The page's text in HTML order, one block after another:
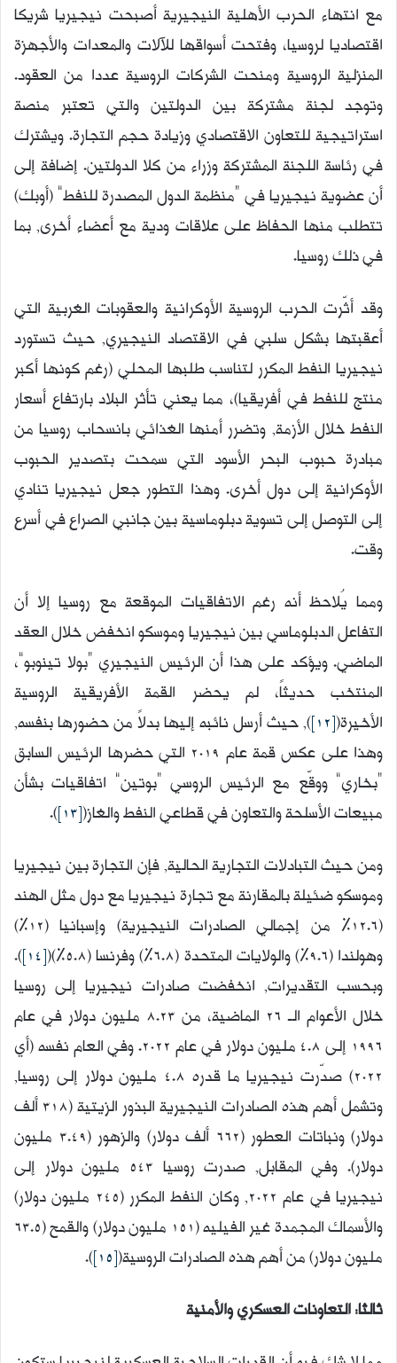
مع انتهاء الحرب الأهلية النيجيرية أصبحت نيجيريا شريكا
اقتصاديا لروسيا، وفتحت أسواقها للآلات والمعدات والأجهزة
المنزلية الروسية ومنحت الشركات الروسية عددا من العقود.
وتوجد لجنة مشتركة بين الدولتين والتي تعتبر منصة
استراتيجية للتعاون الاقتصادي وزيادة حجم التجارة. ويشترك
في رئاسة اللجنة المشتركة وزراء من كلا الدولتين. إضافة إلى
أن عضوية نيجيريا في “منظمة الدول المصدرة للنفط” (أوبك)
تتطلب منها الحفاظ على علاقات ودية مع أعضاء أخرى, بما
في ذلك روسيا.
وقد أثّرت الحرب الروسية الأوكرانية والعقوبات الغربية التي
أعقبتها بشكل سلبي في الاقتصاد النيجيري, حيث تستورد
نيجيريا النفط المكرر لتناسب طلبها المحلي (رغم كونها أكبر
منتج للنفط في أفريقيا)، مما يعني تأثر البلاد بارتفاع أسعار
النفط خلال الأزمة, وتضرر أمنها الغذائي بانسحاب روسيا من
مبادرة حبوب البحر الأسود التي سمحت بتصدير الحبوب
الأوكرانية إلى دول أخرى. وهذا التطور جعل نيجيريا تنادي
إلى التوصل إلى تسوية دبلوماسية بين جانبي الصراع في أسرع
وقت.
ومما يُلاحظ أنه رغم الاتفاقيات الموقعة مع روسيا إلا أن
التفاعل الدبلوماسي بين نيجيريا وموسكو انخفض خلال العقد
الماضي. ويؤكد على هذا أن الرئيس النيجيري “بولا تينوبو”،
المنتخب حديثاً، لم يحضر القمة الأفريقية الروسية
الأخيرة([12]
), حيث أرسل نائبه إليها بدلاً من حضورها بنفسه,
وهذا على عكس قمة عام 2019 التي حضرها الرئيس السابق
“بخاري” ووقّع مع الرئيس الروسي “بوتين” اتفاقيات بشأن
مبيعات الأسلحة والتعاون في قطاعي النفط والغاز([13]
).
ومن حيث التبادلات التجارية الحالية, فإن التجارة بين نيجيريا
وموسكو ضئيلة بالمقارنة مع تجارة نيجيريا مع دول مثل الهند
(12.6% من إجمالي الصادرات النيجيرية) وإسبانيا (12%)
وهولندا (9.6%) والولايات المتحدة (6.8%) وفرنسا (5.8%)(
[14]
).
وبحسب التقديرات, انخفضت صادرات نيجيريا إلى روسيا
خلال الأعوام الـ 26 الماضية، من 8.23 مليون دولار في عام
1996 إلى 4.8 مليون دولار في عام 2022. وفي العام نفسه (أي
2022) صدّرت نيجيريا ما قدره 4.8 مليون دولار إلى روسيا,
وتشمل أهم هذه الصادرات النيجيرية البذور الزيتية (318 ألف
دولار) ونباتات العطور (662 ألف دولار) والزهور (3.49 مليون
دولار). وفي المقابل, صدرت روسيا 543 مليون دولار إلى
نيجيريا في عام 2022, وكان النفط المكرر (245 مليون دولار)
والأسماك المجمدة غير الفيليه (151 مليون دولار) والقمح (63.5
مليون دولار) من أهم هذه الصادرات الروسية([15]
).
ثالثا: التعاونات العسكري والأمنية